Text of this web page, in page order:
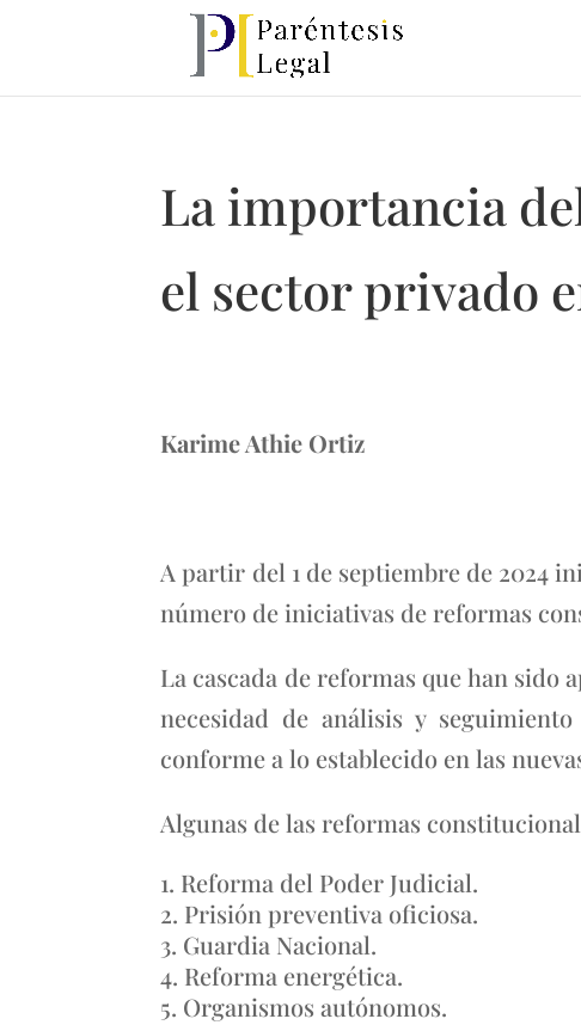
La importancia
el sector privado
Karime Athie Ortiz
A partir del 1 de septiembre de 2024
número de iniciativas de reformas
La cascada de reformas que han sido
necesidad de análisis y
conforme a lo establecido en las
Algunas de las reformas
Reforma del Poder Judicial.
Prisión preventiva oficiosa.
Guardia Nacional.
Reforma energética.
Organismos autónomos.